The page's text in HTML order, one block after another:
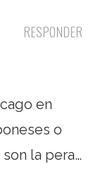
RESPONDER
en
o
la pera…